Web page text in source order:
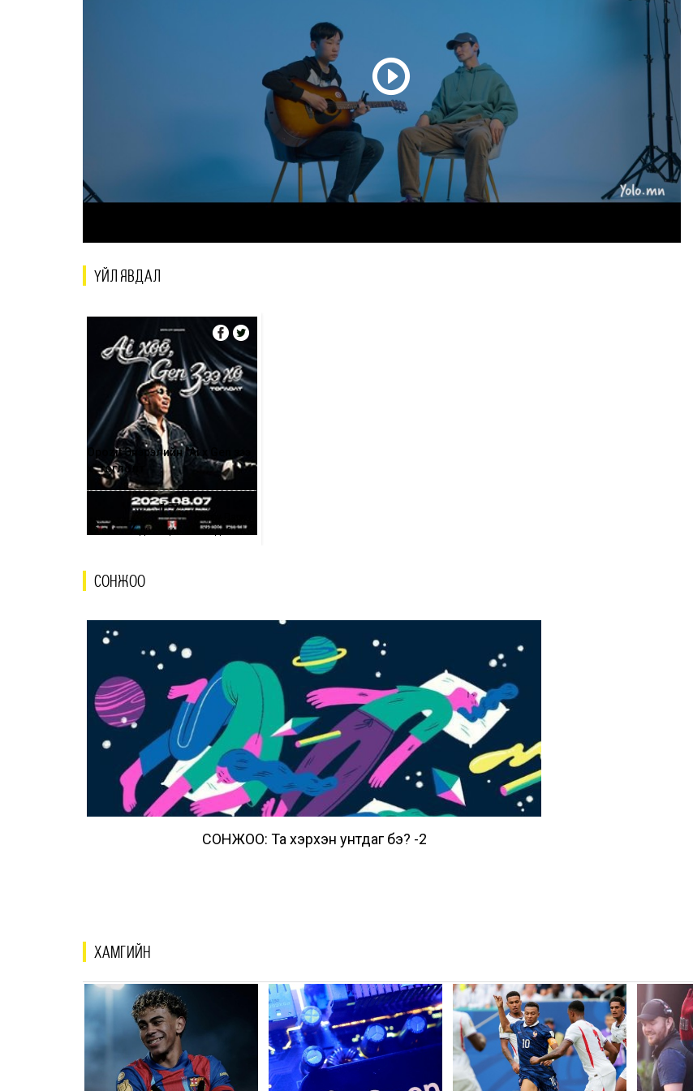
ҮЙЛ ЯВДАЛ
Opozit Энэрэлийн "Ai хө Gen зээ
хөө" тоглолт
8 САР 7 ӨДӨР
17 00
ЦАГ
Хүүхдийн...
СОНЖОО
СОНЖОО: Та хэрхэн унтдаг бэ? -2
ХАМГИЙН